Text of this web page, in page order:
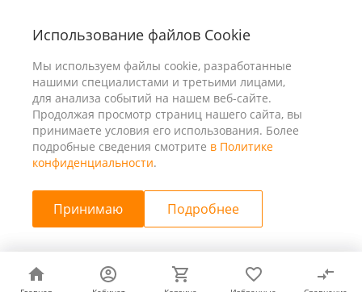
Использование файлов Cookie
Мы используем файлы cookie, разработанные
нашими специалистами и третьими лицами,
для анализа событий на нашем веб-сайте.
Продолжая просмотр страниц нашего сайта, вы
принимаете условия его использования. Более
подробные сведения смотрите в Политике
конфиденциальности.
Принимаю Подробнее
© 2026 ООО «25 Киловатт» ИНН 4401188290, Все права
защищены